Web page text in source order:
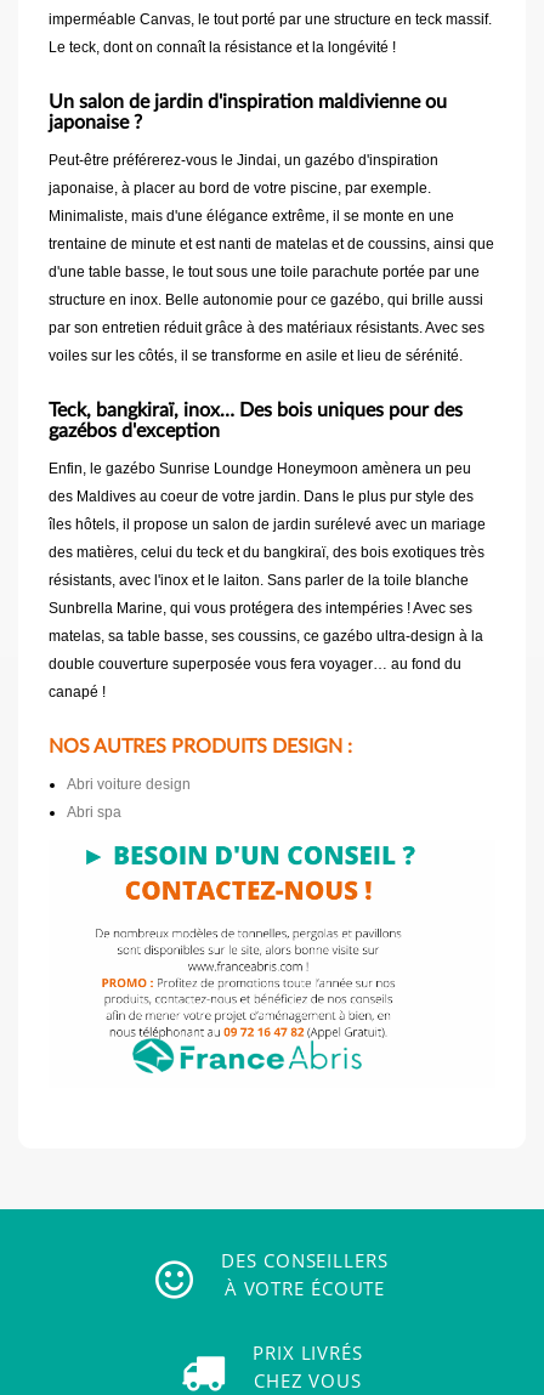
imperméable Canvas, le tout porté par une structure en teck massif.
Le teck, dont on connaît la résistance et la longévité !
Un salon de jardin d'inspiration maldivienne ou
japonaise ?
Peut-être préférerez-vous le Jindai, un gazébo d'inspiration
japonaise, à placer au bord de votre piscine, par exemple.
Minimaliste, mais d'une élégance extrême, il se monte en une
trentaine de minute et est nanti de matelas et de coussins, ainsi que
d'une table basse, le tout sous une toile parachute portée par une
structure en inox. Belle autonomie pour ce gazébo, qui brille aussi
par son entretien réduit grâce à des matériaux résistants. Avec ses
voiles sur les côtés, il se transforme en asile et lieu de sérénité.
Teck, bangkiraï, inox… Des bois uniques pour des
gazébos d'exception
Enfin, le gazébo Sunrise Loundge Honeymoon amènera un peu
des Maldives au coeur de votre jardin. Dans le plus pur style des
îles hôtels, il propose un salon de jardin surélevé avec un mariage
des matières, celui du teck et du bangkiraï, des bois exotiques très
résistants, avec l'inox et le laiton. Sans parler de la toile blanche
Sunbrella Marine, qui vous protégera des intempéries ! Avec ses
matelas, sa table basse, ses coussins, ce gazébo ultra-design à la
double couverture superposée vous fera voyager… au fond du
canapé !
NOS AUTRES PRODUITS DESIGN :
Abri voiture design
Abri spa
DES CONSEILLERS
À VOTRE ÉCOUTE
PRIX LIVRÉS
CHEZ VOUS